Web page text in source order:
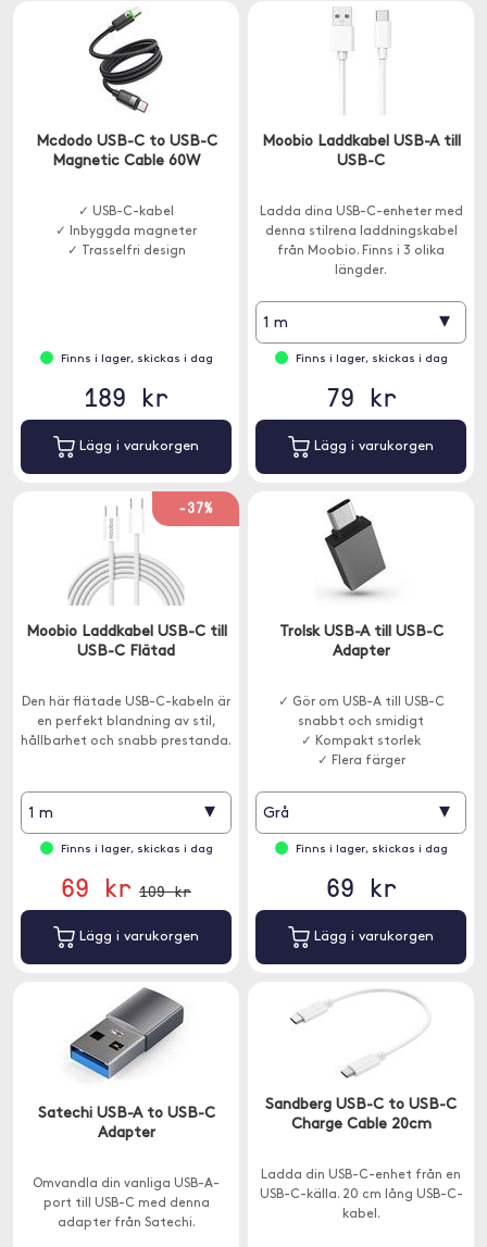
Mcdodo USB-C to USB-C
Magnetic Cable 60W
✓ USB-C-kabel
✓ Inbyggda magneter
✓ Trasselfri design
Finns i lager, skickas i dag
189 kr
Lägg i varukorgen
Moobio Laddkabel USB-A till
USB-C
Ladda dina USB-C-enheter med
denna stilrena laddningskabel
från Moobio. Finns i 3 olika
längder.
1 m ▾
Finns i lager, skickas i dag
79 kr
Lägg i varukorgen
-37%
Moobio Laddkabel USB-C till
USB-C Flätad
Den här flätade USB-C-kabeln är
en perfekt blandning av stil,
hållbarhet och snabb prestanda.
1 m ▾
Finns i lager, skickas i dag
69 kr 109 kr
Lägg i varukorgen
Trolsk USB-A till USB-C
Adapter
✓ Gör om USB-A till USB-C
snabbt och smidigt
✓ Kompakt storlek
✓ Flera färger
Grå ▾
Finns i lager, skickas i dag
69 kr
Lägg i varukorgen
Satechi USB-A to USB-C
Adapter
Omvandla din vanliga USB-A-
port till USB-C med denna
adapter från Satechi.
Sandberg USB-C to USB-C
Charge Cable 20cm
Ladda din USB-C-enhet från en
USB-C-källa. 20 cm lång USB-C-
kabel.